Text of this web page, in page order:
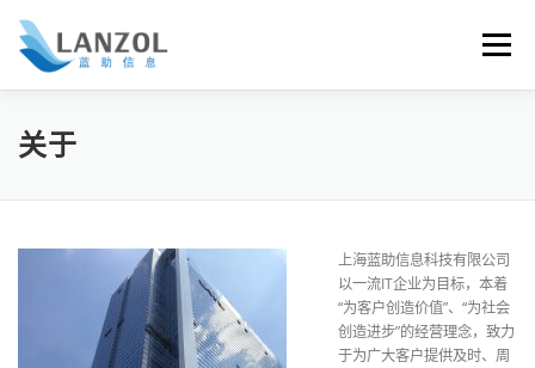
content
Menu
首页
关于
上海蓝助信息科技有限公司
以一流IT企业为目标，本着
“为客户创造价值”、“为社会
创造进步”的经营理念，致力
于为广大客户提供及时、周